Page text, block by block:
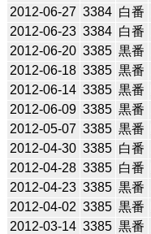
2012-06-27 3384 白番
2012-06-23 3384 白番
2012-06-20 3385 黒番
2012-06-18 3385 黒番
2012-06-14 3385 黒番
2012-06-09 3385 黒番
2012-05-07 3385 黒番
2012-04-30 3385 白番
2012-04-28 3385 白番
2012-04-23 3385 黒番
2012-04-02 3385 黒番
2012-03-14 3385 黒番